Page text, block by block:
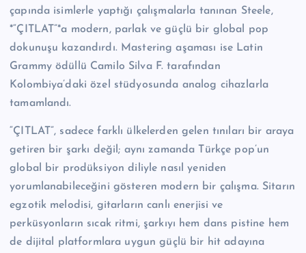
çapında isimlerle yaptığı çalışmalarla tanınan Steele,
*“ÇITLAT”*a modern, parlak ve güçlü bir global pop
dokunuşu kazandırdı. Mastering aşaması ise Latin
Grammy ödüllü Camilo Silva F. tarafından
Kolombiya’daki özel stüdyosunda analog cihazlarla
tamamlandı.
“ÇITLAT”, sadece farklı ülkelerden gelen tınıları bir araya
getiren bir şarkı değil; aynı zamanda Türkçe pop’un
global bir prodüksiyon diliyle nasıl yeniden
yorumlanabileceğini gösteren modern bir çalışma. Sitarın
egzotik melodisi, gitarların canlı enerjisi ve
perküsyonların sıcak ritmi, şarkıyı hem dans pistine hem
de dijital platformlara uygun güçlü bir hit adayına